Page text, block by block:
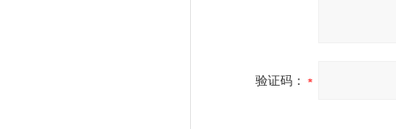
验证码：